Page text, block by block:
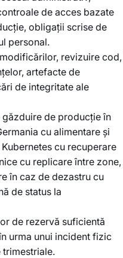
de acces bazate
obligații scrise de
personal.
revizuire cod,
artefacte de
de integritate ale
de producție în
cu alimentare și
cu recuperare
cu replicare între zone,
în caz de dezastru cu
de status la
de rezervă suficientă
urma unui incident fizic
trimestriale.